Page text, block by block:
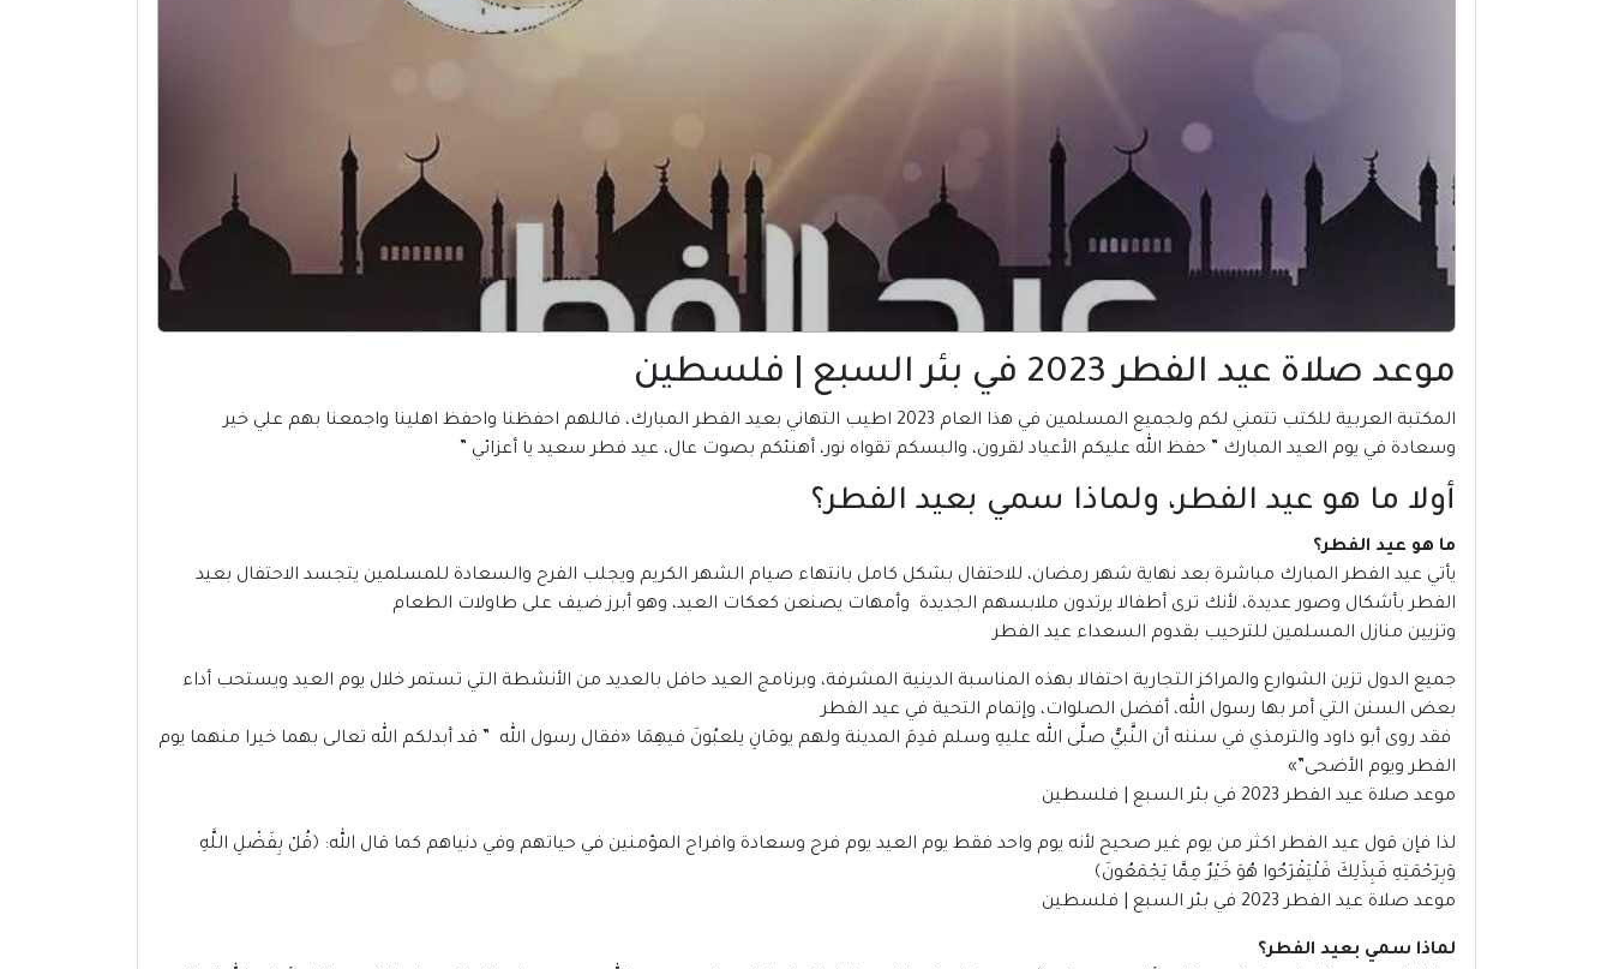
موعد صلاة عيد الفطر 2023 في بئر السبع | فلسطين
المكتبة العربية للكتب تتمني لكم ولجميع المسلمين في هذا العام 2023 اطيب التهاني بعيد الفطر المبارك، فاللهم احفظنا واحفظ اهلينا واجمعنا بهم علي خير
وسعادة في يوم العيد المبارك ” حفظ الله عليكم الأعياد لقرون، والبسكم تقواه نور، أهنئكم بصوت عال، عيد فطر سعيد يا أعزائي ”
أولا ما هو عيد الفطر، ولماذا سمي بعيد الفطر؟
ما هو عيد الفطر؟
يأتي عيد الفطرالمبارك مباشرة بعد نهاية شهر رمضان، للاحتفال بشكل كامل بانتهاء صيام الشهر الكريم ويجلب الفرح والسعادة للمسلمين يتجسد الاحتفال بعيد
الفطر بأشكال وصور عديدة، لأنك ترى أطفالا يرتدون ملابسهم الجديدة وأمهات يصنعن كعكات العيد، وهو أبرز ضيف على طاولات الطعام
وتزيين منازل المسلمين للترحيب بقدوم السعداء عيد الفطر
جميع الدول تزين الشوارع والمراكز التجارية احتفالا بهذه المناسبة الدينية المشرفة، وبرنامج العيد حافل بالعديد من الأنشطة التي تستمر خلال يوم العيد ويستحب أداء
بعض السنن التي أمر بها رسول الله، أفضل الصلوات، وإتمام التحية في عيد الفطر
فقد روى أبو داود والترمذي في سننه أن النَّبيُّ صلَّى الله عليهِ وسلم قدِمَ المدينة ولهم يومَانِ يلعبُونَ فيهِمَا «فقال رسول الله ” قد أبدلكم الله تعالى بهما خيرا منهما يوم
الفطر ويوم الأضحى”»
موعد صلاة عيد الفطر 2023 في بئر السبع | فلسطين
لذا فإن قول عيد الفطر اكثر من يوم غير صحيح لأنه يوم واحد فقط يوم العيد يوم فرح وسعادة وافراح المؤمنين في حياتهم وفي دنياهم كما قال الله: ﴿قُلْ بِفَضْلِ اللَّهِ
وَبِرَحْمَتِهِ فَبِذَلِكَ فَلْيَفْرَحُوا هُوَ خَيْرٌ مِمَّا يَجْمَعُونَ﴾
موعد صلاة عيد الفطر 2023 في بئر السبع | فلسطين
لماذا سمي بعيد الفطر؟